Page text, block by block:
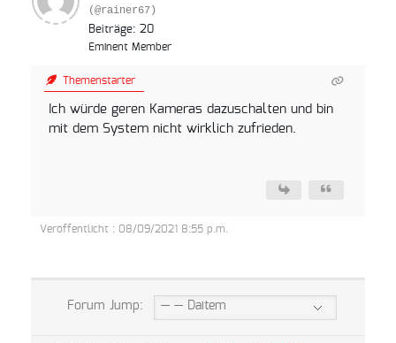
(@rainer67)
Beiträge: 20
Eminent Member
Themenstarter
Ich würde geren Kameras dazuschalten und bin
mit dem System nicht wirklich zufrieden.
Veröffentlicht : 08/09/2021 8:55 p.m.
Forum Jump: